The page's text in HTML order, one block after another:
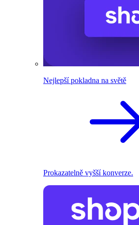
Nejlepší pokladna na světě
Prokazatelně vyšší konverze.